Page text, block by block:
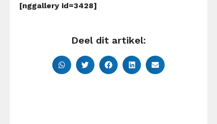
[nggallery id=3428]
Deel dit artikel: